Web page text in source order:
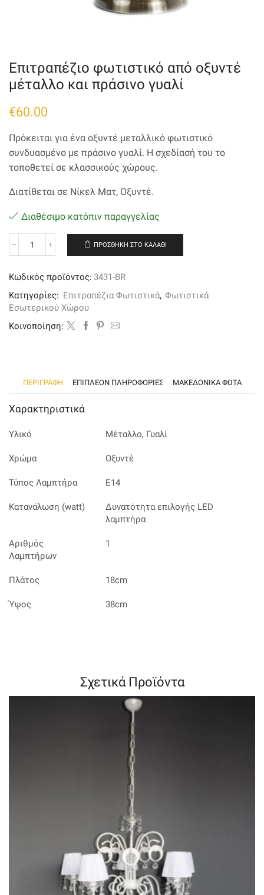
Επιτραπέζιο φωτιστικό από οξυντέ
μέταλλο και πράσινο γυαλί
€60.00
Πρόκειται για ένα οξυντέ μεταλλικό φωτιστικό
συνδυασμένο με πράσινο γυαλί. Η σχεδίασή του το
τοποθετεί σε κλασσικούς χώρους.
Διατίθεται σε Νίκελ Ματ, Οξυντέ.
Διαθέσιμο κατόπιν παραγγελίας
Επιτραπέζιο
οξυντέ
μέταλλο
και
πράσινο
γυαλί
ΠΡΟΣΘΉΚΗ ΣΤΟ ΚΑΛΆΘΙ
Κωδικός προϊόντος: 3431-BR
Κατηγορίες: Επιτραπέζια Φωτιστικά, Φωτιστικά
Εσωτερικού Χώρου
Kοινοποίηση:
ΠΕΡΙΓΡΑΦΉ ΕΠΙΠΛΈΟΝ ΠΛΗΡΟΦΟΡΊΕΣ ΜΑΚΕΔΟΝΙΚΑ ΦΩΤΑ
Χαρακτηριστικά
Υλικό Μέταλλο, Γυαλί
Χρώμα Οξυντέ
Τύπος Λαμπτήρα Ε14
Κατανάλωση (watt)
Δυνατότητα επιλογής LED
λαμπτήρα
Αριθμός
Λαμπτήρων
1
Πλάτος 18cm
Ύψος 38cm
Σχετικά Προϊόντα